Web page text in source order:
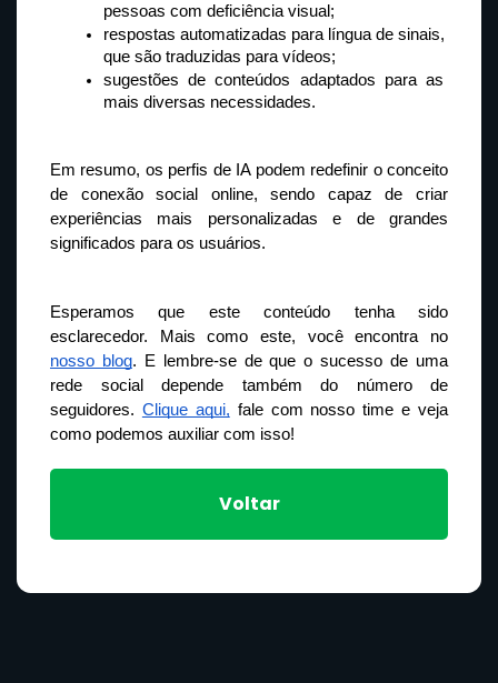
pessoas com deficiência visual;
respostas automatizadas para língua de sinais,
que são traduzidas para vídeos;
sugestões de conteúdos adaptados para as
mais diversas necessidades.
Em resumo, os perfis de IA podem redefinir o conceito
de conexão social online, sendo capaz de criar
experiências mais personalizadas e de grandes
significados para os usuários.
Esperamos que este conteúdo tenha sido
nosso blog. E lembre-se de que o sucesso de uma
rede social depende também do número de
seguidores. Clique aqui, fale com nosso time e veja
como podemos auxiliar com isso!
Voltar